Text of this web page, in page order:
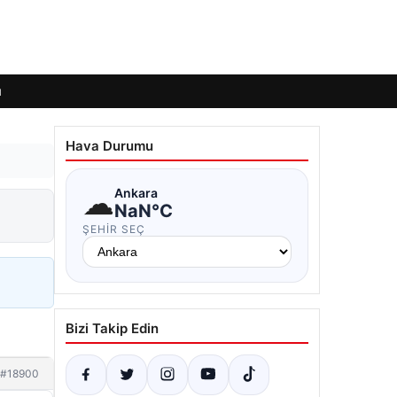
#18900
Hava Durumu
☁Ankara
NaN°C
ŞEHIR SEÇ
Bizi Takip Edin